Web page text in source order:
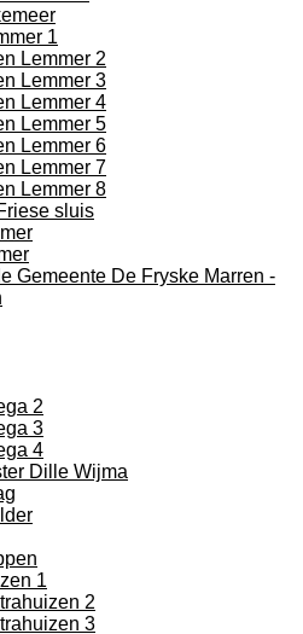
1
Lemmer 2
Lemmer 3
Lemmer 4
Lemmer 5
Lemmer 6
Lemmer 7
Lemmer 8
sluis
Gemeente De Fryske Marren -
2
3
4
Dille Wijma
1
2
3